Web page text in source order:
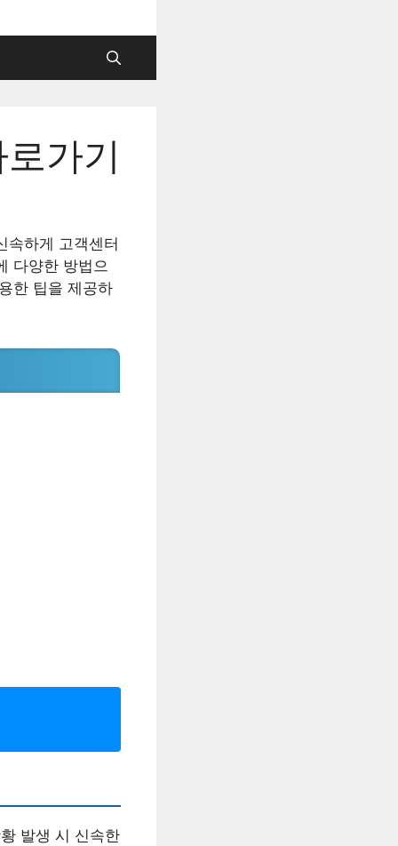
가기
속하게 고객센터
다양한 방법으
한 팁을 제공하
발생 시 신속한